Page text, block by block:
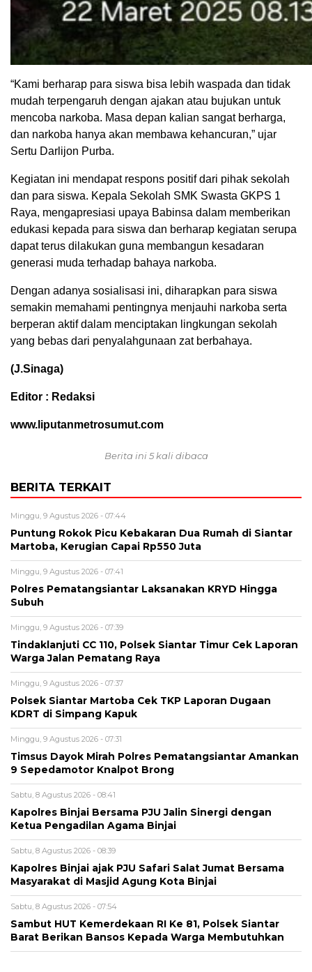
“Kami berharap para siswa bisa lebih waspada dan tidak
mudah terpengaruh dengan ajakan atau bujukan untuk
mencoba narkoba. Masa depan kalian sangat berharga,
dan narkoba hanya akan membawa kehancuran,” ujar
Sertu Darlijon Purba.
Kegiatan ini mendapat respons positif dari pihak sekolah
dan para siswa. Kepala Sekolah SMK Swasta GKPS 1
Raya, mengapresiasi upaya Babinsa dalam memberikan
edukasi kepada para siswa dan berharap kegiatan serupa
dapat terus dilakukan guna membangun kesadaran
generasi muda terhadap bahaya narkoba.
Dengan adanya sosialisasi ini, diharapkan para siswa
semakin memahami pentingnya menjauhi narkoba serta
berperan aktif dalam menciptakan lingkungan sekolah
yang bebas dari penyalahgunaan zat berbahaya.
(J.Sinaga)
Editor : Redaksi
www.liputanmetrosumut.com
Berita ini 5 kali dibaca
BERITA TERKAIT
Minggu, 9 Agustus 2026 - 07:44
Puntung Rokok Picu Kebakaran Dua Rumah di Siantar
Martoba, Kerugian Capai Rp550 Juta
Minggu, 9 Agustus 2026 - 07:41
Polres Pematangsiantar Laksanakan KRYD Hingga
Subuh
Minggu, 9 Agustus 2026 - 07:39
Tindaklanjuti CC 110, Polsek Siantar Timur Cek Laporan
Warga Jalan Pematang Raya
Minggu, 9 Agustus 2026 - 07:37
Polsek Siantar Martoba Cek TKP Laporan Dugaan
KDRT di Simpang Kapuk
Minggu, 9 Agustus 2026 - 07:31
Timsus Dayok Mirah Polres Pematangsiantar Amankan
9 Sepedamotor Knalpot Brong
Sabtu, 8 Agustus 2026 - 08:41
Kapolres Binjai Bersama PJU Jalin Sinergi dengan
Ketua Pengadilan Agama Binjai
Sabtu, 8 Agustus 2026 - 08:39
Kapolres Binjai ajak PJU Safari Salat Jumat Bersama
Masyarakat di Masjid Agung Kota Binjai
Sabtu, 8 Agustus 2026 - 07:54
Sambut HUT Kemerdekaan RI Ke 81, Polsek Siantar
Barat Berikan Bansos Kepada Warga Membutuhkan